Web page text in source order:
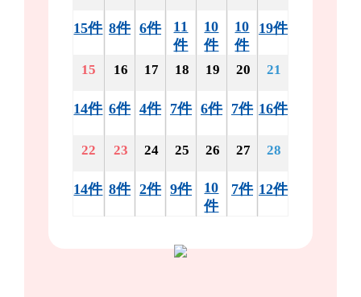
15件 8件 6件
11
件
10
件
10
件
19件
15
14件
16
6件
17
4件
18
7件
19
6件
20
7件
21
16件
22
14件
23
8件
24
2件
25
9件
26
10
件
27
7件
28
12件